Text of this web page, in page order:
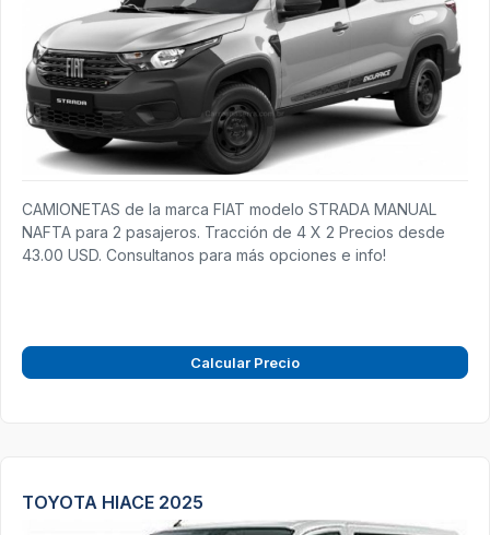
CAMIONETAS de la marca FIAT modelo STRADA MANUAL
NAFTA para 2 pasajeros. Tracción de 4 X 2 Precios desde
43.00 USD. Consultanos para más opciones e info!
Calcular Precio
TOYOTA HIACE 2025